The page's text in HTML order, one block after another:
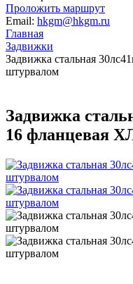
Проложить маршрут
Email: hkgm@hkgm.ru
Главная
Задвижки
Задвижка стальная
штурвалом
Задвижка
16 фланцевая